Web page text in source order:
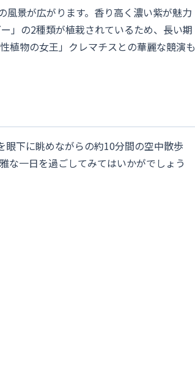
景が広がります。香り高く濃い紫が魅力
」の2種類が植栽されているため、長い期
植物の女王」クレマチスとの華麗な競演も
下に眺めながらの約10分間の空中散歩
な一日を過ごしてみてはいかがでしょう